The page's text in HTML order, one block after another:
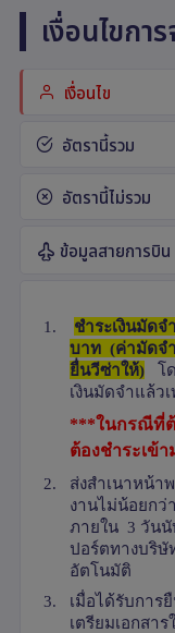
เงื่อนไขกา
เงื่อนไข
อัตรานี้รวม
อัตรานี้ไม่รวม
ข้อมูลสายการบิน
1. ชำระเงินมัดจ
บาท (ค่ามัดจ
ยื่นวีซ่าให้)
โ
เงินมัดจำแล้ว
***ในกรณีที่ต้
ต้องชำระเข้
2.
ส่งสำเนาหน้า
งานไม่น้อยกว่
ภายใน 3 วันนั
ปอร์ตทางบริษั
อัตโนมัติ
3.
เมื่อได้รับการ
เตรียมเอกสา